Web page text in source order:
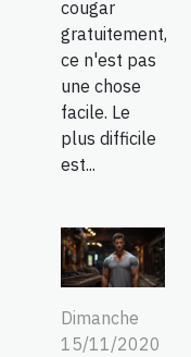
cougar
gratuitement,
ce n'est pas
une chose
facile. Le
plus difficile
est...
Dimanche
15/11/2020